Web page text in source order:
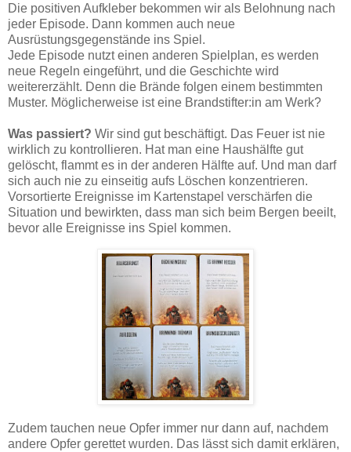
Die positiven Aufkleber bekommen wir als Belohnung nach
jeder Episode. Dann kommen auch neue
Ausrüstungsgegenstände ins Spiel.
Jede Episode nutzt einen anderen Spielplan, es werden
neue Regeln eingeführt, und die Geschichte wird
weitererzählt. Denn die Brände folgen einem bestimmten
Muster. Möglicherweise ist eine Brandstifter:in am Werk?
Was passiert? Wir sind gut beschäftigt. Das Feuer ist nie
wirklich zu kontrollieren. Hat man eine Haushälfte gut
gelöscht, flammt es in der anderen Hälfte auf. Und man darf
sich auch nie zu einseitig aufs Löschen konzentrieren.
Vorsortierte Ereignisse im Kartenstapel verschärfen die
Situation und bewirkten, dass man sich beim Bergen beeilt,
bevor alle Ereignisse ins Spiel kommen.
Zudem tauchen neue Opfer immer nur dann auf, nachdem
andere Opfer gerettet wurden. Das lässt sich damit erklären,